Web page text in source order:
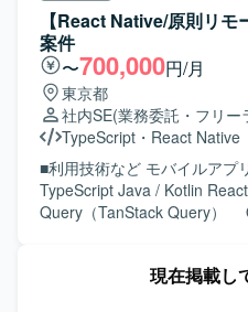
【React Native/原則リ
案件
〜700,000円/月
東京都
社内SE(業務委託・フリー
TypeScript ・ React Native
■利用技術など モバイルア
TypeScript Java / Kotlin React Navigation React
Query（TanStack Query）
スク管理) Zoom(リモート
現在掲載し